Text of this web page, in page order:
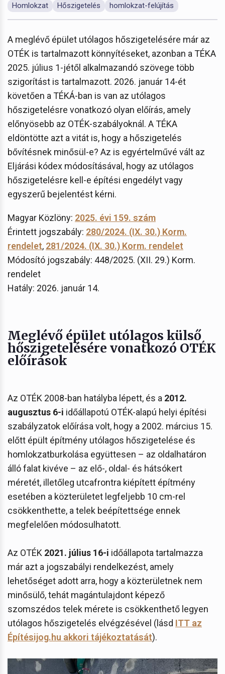
Homlokzat Hőszigetelés homlokzat-felújítás
A meglévő épület utólagos hőszigetelésére már az
OTÉK is tartalmazott könnyítéseket, azonban a TÉKA
2025. július 1-jétől alkalmazandó szövege több
szigorítást is tartalmazott. 2026. január 14-ét
követően a TÉKÁ-ban is van az utólagos
hőszigetelésre vonatkozó olyan előírás, amely
előnyösebb az OTÉK-szabályoknál. A TÉKA
eldöntötte azt a vitát is, hogy a hőszigetelés
bővítésnek minősül-e? Az is egyértelművé vált az
Eljárási kódex módosításával, hogy az utólagos
hőszigetelésre kell-e építési engedélyt vagy
egyszerű bejelentést kérni.
Magyar Közlöny: 2025. évi 159. szám
Érintett jogszabály: 280/2024. (IX. 30.) Korm.
rendelet, 281/2024. (IX. 30.) Korm. rendelet
Módosító jogszabály: 448/2025. (XII. 29.) Korm.
rendelet
Hatály: 2026. január 14.
Meglévő épület utólagos külső
hőszigetelésére vonatkozó OTÉK
előírások
Az OTÉK 2008-ban hatályba lépett, és a 2012.
augusztus 6-i időállapotú OTÉK-alapú helyi építési
szabályzatok előírása volt, hogy a 2002. március 15.
előtt épült építmény utólagos hőszigetelése és
homlokzatburkolása együttesen – az oldalhatáron
álló falat kivéve – az elő-, oldal- és hátsókert
méretét, illetőleg utcafrontra kiépített építmény
esetében a közterületet legfeljebb 10 cm-rel
csökkenthette, a telek beépítettsége ennek
megfelelően módosulhatott.
Az OTÉK 2021. július 16-i időállapota tartalmazza
már azt a jogszabályi rendelkezést, amely
lehetőséget adott arra, hogy a közterületnek nem
minősülő, tehát magántulajdont képező
szomszédos telek mérete is csökkenthető legyen
utólagos hőszigetelés elvégzésével (lásd ITT az
Építésijog.hu akkori tájékoztatását).